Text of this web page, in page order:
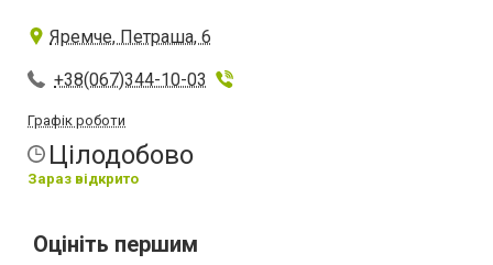
Яремче, Петраша, 6
+38(067)344-10-03
Графік роботи
Цілодобово
Зараз відкрито
Оцініть першим